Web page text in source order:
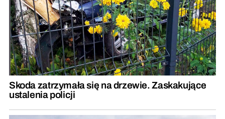
Skoda zatrzymała się na drzewie. Zaskakujące
ustalenia policji